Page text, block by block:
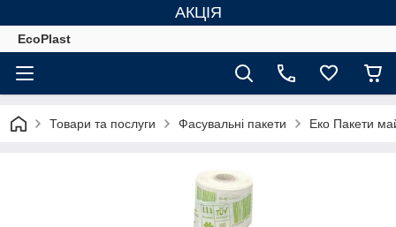
АКЦІЯ
EcoPlast
Товари та послуги Фасувальні пакети Еко Пакети